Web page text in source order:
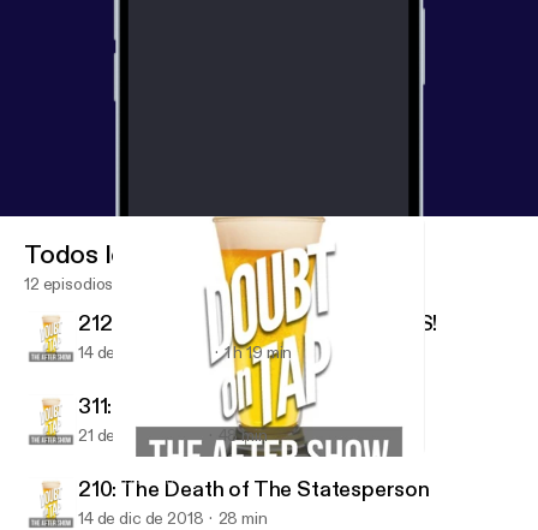
Doubt on Tap
Todos los episodios
12 episodios
212: Holy Smokes We Have GUESTS!
14 de ene de 2019 1 h 19 min
311: A MAJOR ANNOUNCEMENT!
21 de dic de 2018 48 min
210: The Death of The Statesperson
14 de dic de 2018 28 min